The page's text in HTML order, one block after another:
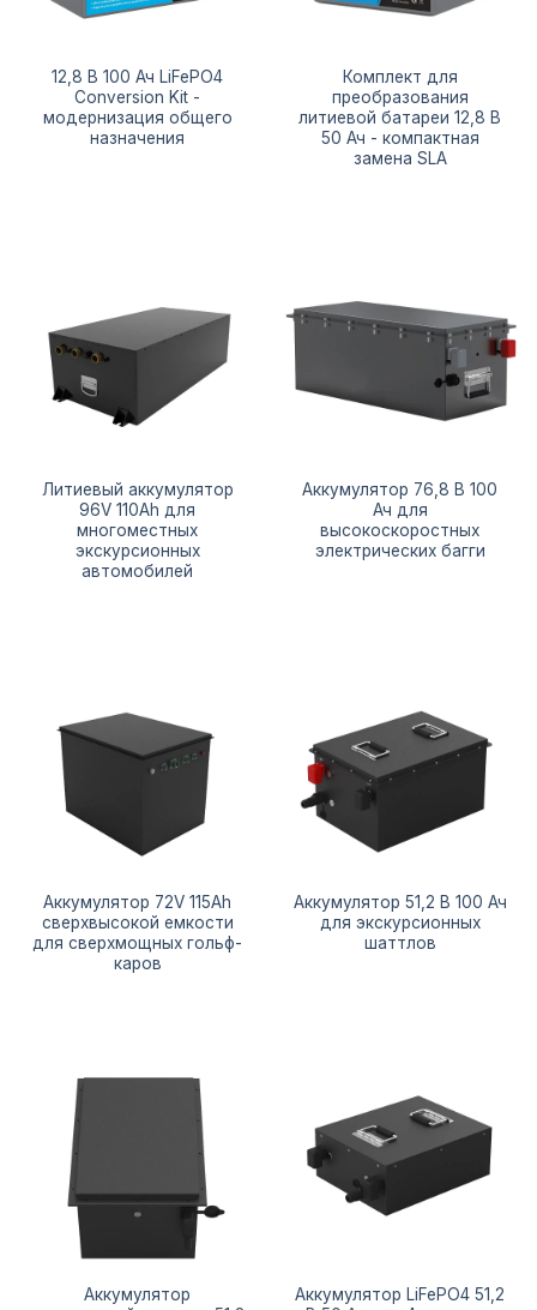
12,8 В 100 Ач LiFePO4
Conversion Kit -
модернизация общего
назначения
Комплект для
преобразования
литиевой батареи 12,8 В
50 Ач - компактная
замена SLA
Литиевый аккумулятор
96V 110Ah для
многоместных
экскурсионных
автомобилей
Аккумулятор 76,8 В 100
Ач для
высокоскоростных
электрических багги
Аккумулятор 72V 115Ah
сверхвысокой емкости
для сверхмощных гольф-
каров
Аккумулятор 51,2 В 100 Ач
для экскурсионных
шаттлов
Аккумулятор
Аккумулятор LiFePO4 51,2